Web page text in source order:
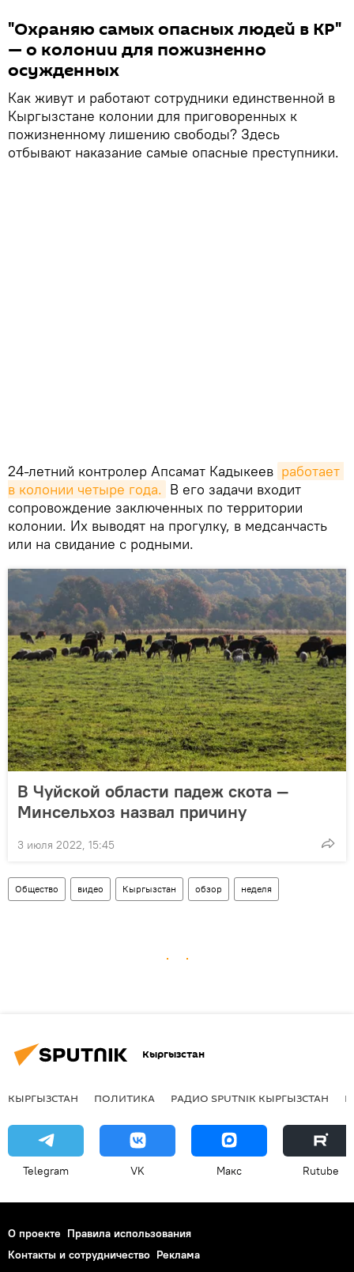
"Охраняю самых опасных людей в КР"
— о колонии для пожизненно
осужденных
Как живут и работают сотрудники единственной в
Кыргызстане колонии для приговоренных к
пожизненному лишению свободы? Здесь
отбывают наказание самые опасные преступники.
24-летний контролер Апсамат Кадыкеев работает
в колонии четыре года. В его задачи входит
сопровождение заключенных по территории
колонии. Их выводят на прогулку, в медсанчасть
или на свидание с родными.
В Чуйской области падеж скота —
Минсельхоз назвал причину
3 июля 2022, 15:45
Общество видео Кыргызстан обзор неделя
Кыргызстан
КЫРГЫЗСТАН ПОЛИТИКА РАДИО SPUTNIK КЫРГЫЗСТАН
Telegram VK Макс Rutube
О проекте Правила использования
Контакты и сотрудничество Реклама